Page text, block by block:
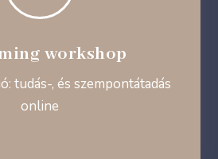
workshop
tudás-, és szempontátadás
online